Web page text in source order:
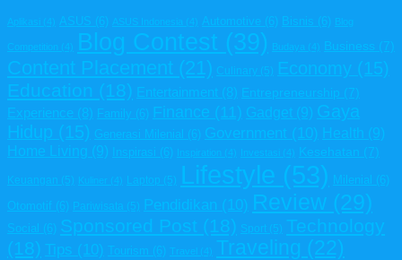
Aplikasi (4) ASUS (6) ASUS Indonesia (4) Automotive (6) Bisnis (6) Blog
Competition (4) Blog Contest (39) Budaya (4) Business (7)
Content Placement (21) Culinary (5) Economy (15)
Education (18) Entertainment (8) Entrepreneurship (7)
Experience (8) Family (6) Finance (11) Gadget (9) Gaya
Hidup (15) Generasi Milenial (6) Government (10) Health (9)
Home Living (9) Inspirasi (6) Inspiration (4) Investasi (4) Kesehatan (7)
Keuangan (5) Kuliner (4) Laptop (5) Lifestyle (53) Milenial (6)
Otomotif
(6) Pariwisata (5) Pendidikan (10) Review (29)
Social (6) Sponsored Post (18) Sport (5) Technology
(18) Tips (10) Tourism (6) Travel (4) Traveling (22)